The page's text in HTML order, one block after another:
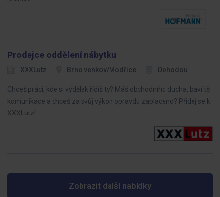
Prodejce oddělení nábytku
XXXLutz Brno venkov/Modřice Dohodou
Chceš práci, kde si výdělek řídíš ty? Máš obchodního ducha, baví tě
komunikace a chceš za svůj výkon opravdu zaplaceno? Přidej se k
XXXLutz!
Zobrazit další nabídky